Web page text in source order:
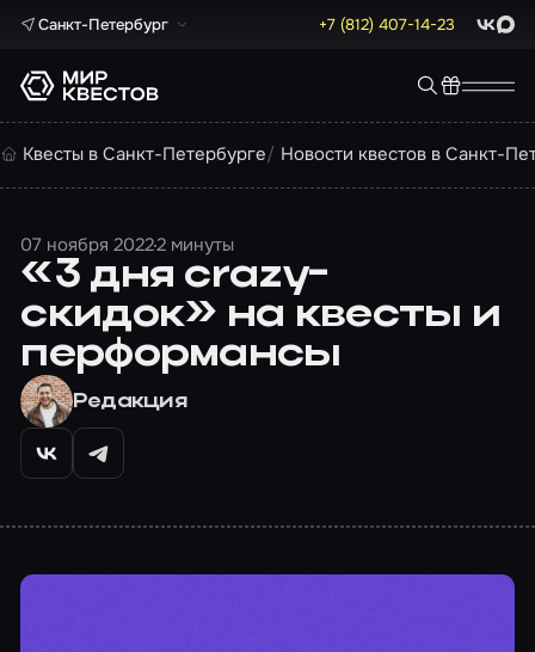
Санкт-Петербург +7 (812) 407-14-23 Max
Квесты в Санкт-Петербурге Новости квестов в Санкт-
07 ноября 20222 минуты
«3 дня crazy-
скидок» на квесты и
перформансы
Редакция